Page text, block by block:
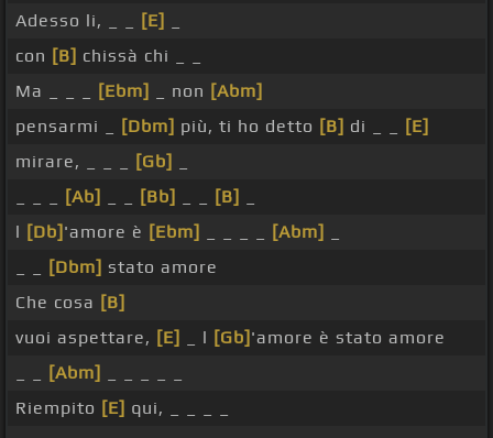
Adesso li, _ _ [E]
con [B] chissà chi _ _
Ma _ _ _
[Ebm] _ non [Abm]
pensarmi _
[Dbm] più, ti ho detto [B] di _ _
[E]
mirare, _ _ _
[Gb]
[Ab] [Bb] [B]
l [Db] 'amore è [Ebm] [Abm]
[Dbm] stato amore
Che cosa [B]
vuoi aspettare, [E] _ l [Gb] 'amore è stato amore
[Abm]
Riempito [E] qui, _ _ _ _